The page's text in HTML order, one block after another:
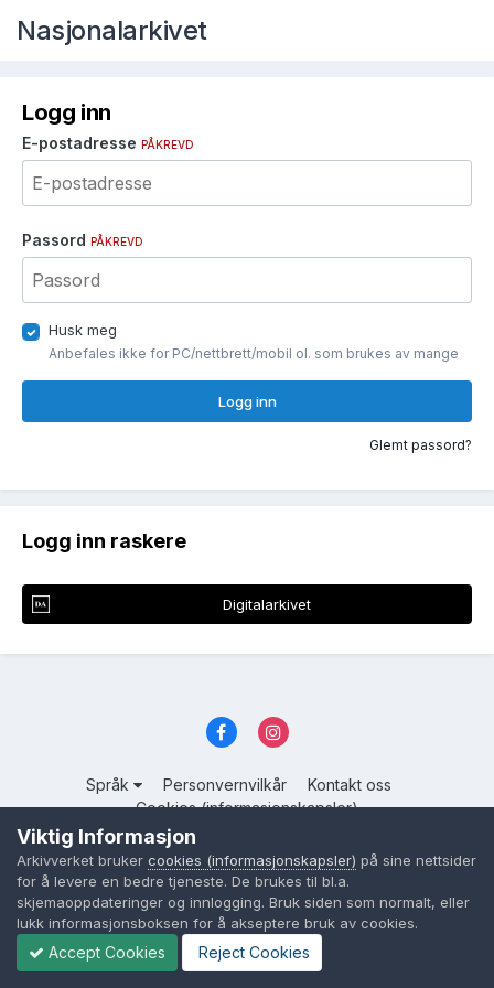
Nasjonalarkivet
Logg inn
E-postadresse PÅKREVD
Passord PÅKREVD
Husk meg
Anbefales ikke for PC/nettbrett/mobil ol. som brukes av mange
Logg inn
Glemt passord?
Logg inn raskere
Digitalarkivet
Språk Personvernvilkår
Kontakt oss
Cookies (informasjonskapsler)
Powered by Invision Community
Viktig Informasjon
Arkivverket bruker cookies (informasjonskapsler) på sine nettsider
for å levere en bedre tjeneste. De brukes til bl.a.
skjemaoppdateringer og innlogging. Bruk siden som normalt, eller
lukk informasjonsboksen for å akseptere bruk av cookies.
Accept Cookies Reject Cookies